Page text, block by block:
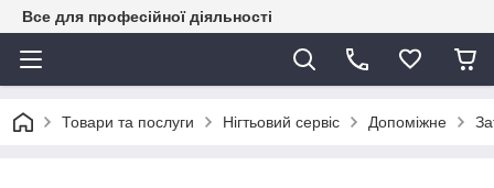
Все для професійної діяльності
Товари та послуги Нігтьовий сервіс Допоміжне